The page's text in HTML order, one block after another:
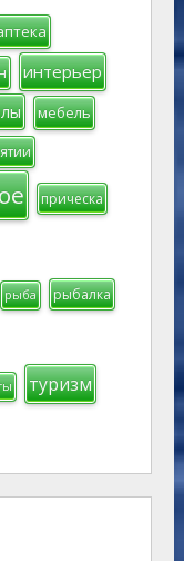
интерьер
мебель
прическа
рыба рыбалка
туризм